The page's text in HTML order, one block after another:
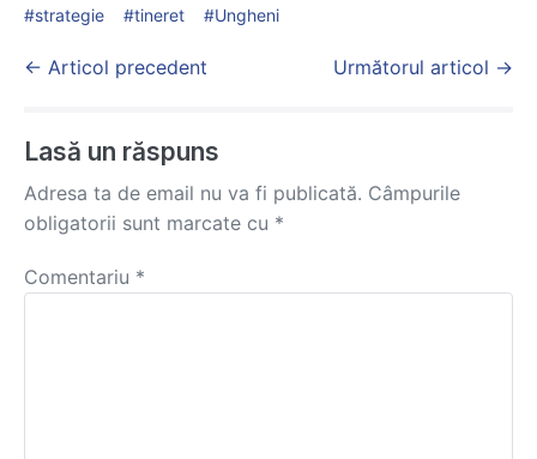
strategie
tineret Ungheni
Post
← Articol precedent Următorul articol →
Lasă un răspuns
Adresa ta de email nu va fi publicată. Câmpurile
obligatorii sunt marcate cu *
Comentariu *